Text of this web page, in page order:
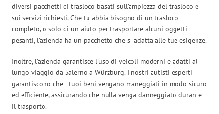
diversi pacchetti di trasloco basati sull’ampiezza del trasloco e
sui servizi richiesti. Che tu abbia bisogno di un trasloco
completo, o solo di un aiuto per trasportare alcuni oggetti
pesanti, l’azienda ha un pacchetto che si adatta alle tue esigenze.
Inoltre, l’azienda garantisce l’uso di veicoli moderni e adatti al
lungo viaggio da Salerno a Würzburg. I nostri autisti esperti
garantiscono che i tuoi beni vengano maneggiati in modo sicuro
ed efficiente, assicurando che nulla venga danneggiato durante
il trasporto.